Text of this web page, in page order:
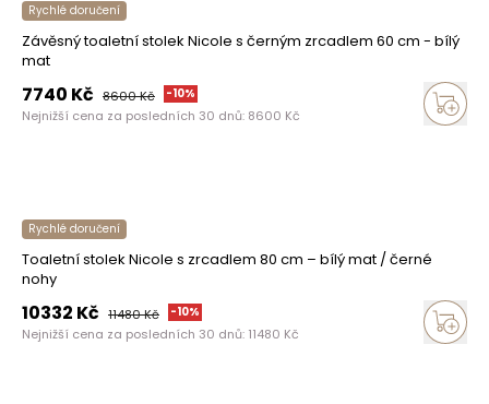
Rychlé doručení
Závěsný toaletní stolek Nicole s černým zrcadlem 60 cm - bílý
mat
7740 Kč 8600Kč -10%
Nejnižší cena za posledních 30 dnů: 8600 Kč
Rychlé doručení
Toaletní stolek Nicole s zrcadlem 80 cm – bílý mat / černé
nohy
10332 Kč 11480Kč -10%
Nejnižší cena za posledních 30 dnů: 11480 Kč